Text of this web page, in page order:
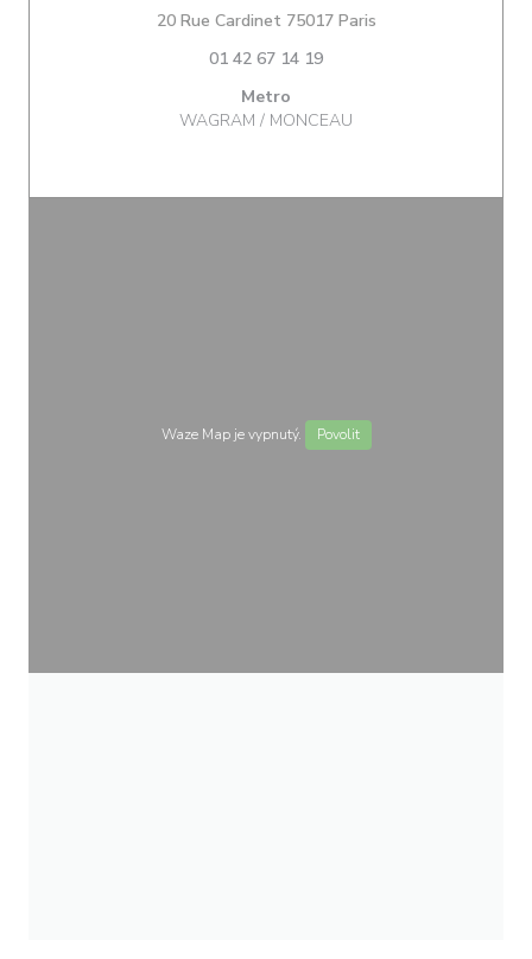
20 Rue Cardinet 75017 Paris((otevře se v
01 42 67 14 19
Metro
WAGRAM / MONCEAU
Waze Map je vypnutý. Povolit